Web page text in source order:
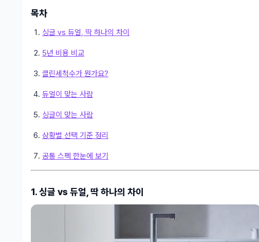
목차
싱글 vs 듀얼, 딱 하나의 차이
5년 비용 비교
클린세척수가 뭔가요?
듀얼이 맞는 사람
싱글이 맞는 사람
상황별 선택 기준 정리
공통 스펙 한눈에 보기
1. 싱글 vs 듀얼, 딱 하나의 차이